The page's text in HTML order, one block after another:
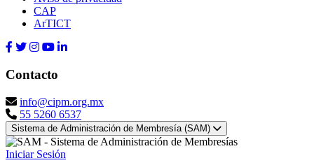
CAP
ArTICT
Contacto
info@cipm.org.mx
55 5260 6537
Sistema de Administración de Membresía (SAM)
Iniciar Sesión